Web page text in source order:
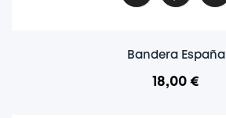
Bandera España
18,00 €